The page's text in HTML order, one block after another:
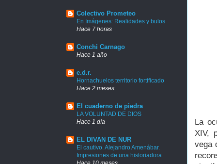
La
XIV,
vega
Colectivo Prometeo
En Imágenes: Realidades y bulos
Hace 7 horas
Conchi Carnago
Hace 1 año
e.d.r.
Hornachuelos territorio fortificado
Hace 2 meses
El cuaderno de piedra
LA VOLUNTAD DE DIOS
Hace 1 día
EL DIVAN DE NUR
El cautivo. Alejandro Amenábar.
Impresiones de una historiadora
Hace 10 meses